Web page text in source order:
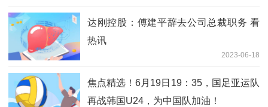
达刚控股：傅建平辞去公司总裁职务 看
热讯
2023-06-18
焦点精选！6月19日19：35，国足亚运队
再战韩国U24，为中国队加油！